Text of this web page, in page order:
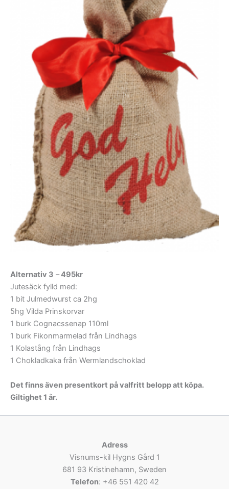
Alternativ 3 –495kr
Jutesäck fylld med:
1 bit Julmedwurst ca 2hg
5hg Vilda Prinskorvar
1 burk Cognacssenap 110ml
1 burk Fikonmarmelad från Lindhags
1 Kolastång från Lindhags
1 Chokladkaka från Wermlandschoklad
Det finns även presentkort på valfritt belopp att köpa.
Giltighet 1 år.
Adress
Visnums-kil Hygns Gård 1
681 93 Kristinehamn, Sweden
Telefon: +46 551 420 42